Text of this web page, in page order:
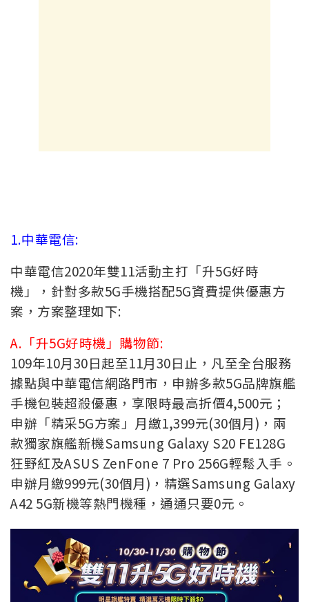
1.中華電信:
中華電信2020年雙11活動主打「升5G好時
機」，針對多款5G手機搭配5G資費提供優惠方
案，方案整理如下:
A.「升5G好時機」購物節:
109年10月30日起至11月30日止，凡至全台服務
據點與中華電信網路門市，申辦多款5G品牌旗艦
手機包裝超殺優惠，享限時最高折價4,500元；
申辦「精采5G方案」月繳1,399元(30個月)，兩
款獨家旗艦新機Samsung Galaxy S20 FE128G
狂野紅及ASUS ZenFone 7 Pro 256G輕鬆入手。
申辦月繳999元(30個月)，精選Samsung Galaxy
A42 5G新機等熱門機種，通通只要0元。